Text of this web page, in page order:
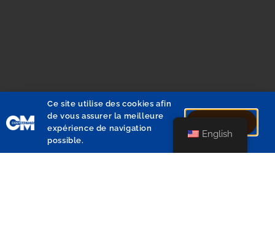
9:00 am to 12:30 pm
and 1:30 pm to 5:00 pm
Friday:
English
Ce site utilise des cookies afin
de vous assurer la meilleure
expérience de navigation
possible.